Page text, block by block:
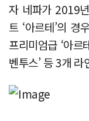
자 네파가 2019
트 ‘아르테’의
프리미엄급 ‘아르
벤투스’ 등 3개